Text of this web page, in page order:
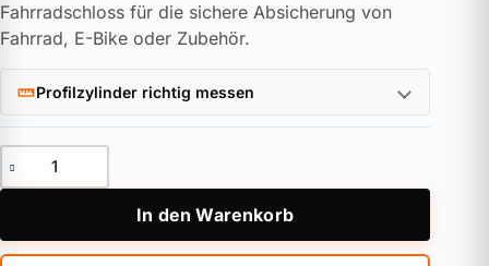
Fahrradschloss für die sichere Absicherung von
Fahrrad, E-Bike oder Zubehör.
Profilzylinder richtig messen
Faltschloss 6000C/120 black SH Menge
In den Warenkorb